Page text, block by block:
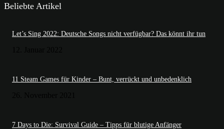
Beliebte Artikel
Let’s Sing 2022: Deutsche Songs nicht verfügbar? Das könnt ihr tun
11 Steam Games für Kinder – Bunt, verrückt und unbedenklich
7 Days to Die: Survival Guide – Tipps für blutige Anfänger